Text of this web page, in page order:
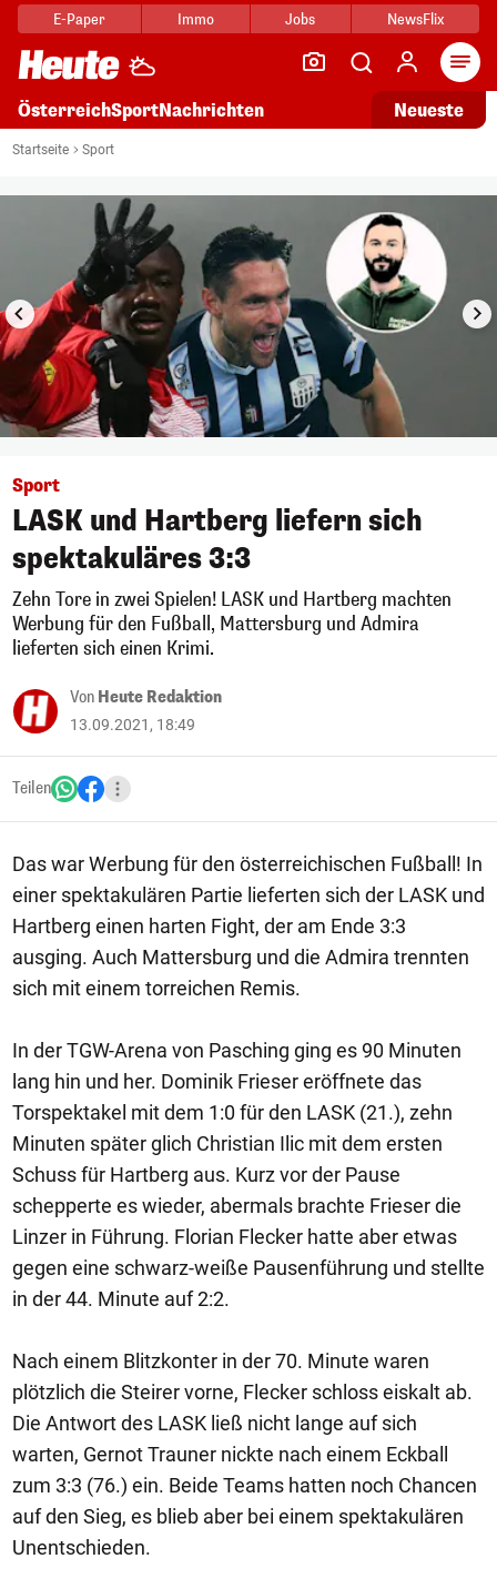
E-Paper Immo Jobs NewsFlix
ÖsterreichSportNachrichten Neueste
Startseite Sport
1/13
Sport
LASK und Hartberg liefern sich
spektakuläres 3:3
Zehn Tore in zwei Spielen! LASK und Hartberg machten
Werbung für den Fußball, Mattersburg und Admira
lieferten sich einen Krimi.
Von Heute Redaktion
13.09.2021, 18:49
Teilen
Das war Werbung für den österreichischen Fußball! In
einer spektakulären Partie lieferten sich der LASK und
Hartberg einen harten Fight, der am Ende 3:3
ausging. Auch Mattersburg und die Admira trennten
sich mit einem torreichen Remis.
In der TGW-Arena von Pasching ging es 90 Minuten
lang hin und her. Dominik Frieser eröffnete das
Torspektakel mit dem 1:0 für den LASK (21.), zehn
Minuten später glich Christian Ilic mit dem ersten
Schuss für Hartberg aus. Kurz vor der Pause
schepperte es wieder, abermals brachte Frieser die
Linzer in Führung. Florian Flecker hatte aber etwas
gegen eine schwarz-weiße Pausenführung und stellte
in der 44. Minute auf 2:2.
Nach einem Blitzkonter in der 70. Minute waren
plötzlich die Steirer vorne, Flecker schloss eiskalt ab.
Die Antwort des LASK ließ nicht lange auf sich
warten, Gernot Trauner nickte nach einem Eckball
zum 3:3 (76.) ein. Beide Teams hatten noch Chancen
auf den Sieg, es blieb aber bei einem spektakulären
Unentschieden.